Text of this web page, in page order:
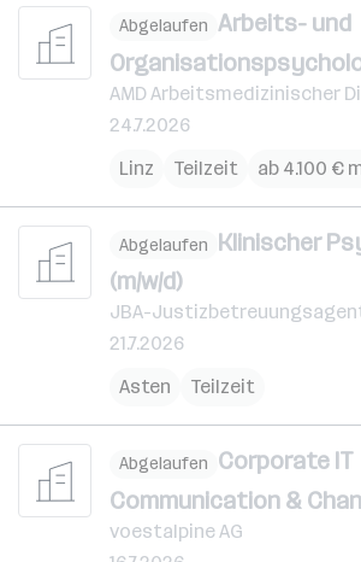
Abgelaufen Arbeits- und
AMD Arbeitsmedizinischer
24.7.2026
Linz
Teilzeit ab 4.100 €
Abgelaufen Klinischer
(m/w/d)
JBA-
21.7.2026
Asten
Teilzeit
Abgelaufen Corporate IT
Communication &
voestalpine AG